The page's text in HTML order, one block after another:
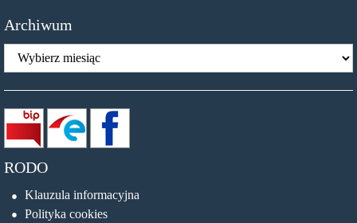
Archiwum
Archiwum
RODO
Klauzula informacyjna
Polityka cookies